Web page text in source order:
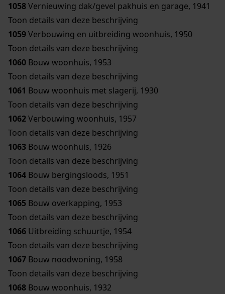
1058Vernieuwing dak/gevel pakhuis en garage, 1941
Toon details van deze beschrijving
1059Verbouwing en uitbreiding woonhuis, 1950
Toon details van deze beschrijving
1060 Bouw woonhuis, 1953
Toon details van deze beschrijving
1061 Bouw woonhuis met slagerij, 1930
Toon details van deze beschrijving
1062Verbouwing woonhuis, 1957
Toon details van deze beschrijving
1063 Bouw woonhuis, 1926
Toon details van deze beschrijving
1064 Bouw bergingsloods, 1951
Toon details van deze beschrijving
1065 Bouw overkapping, 1953
Toon details van deze beschrijving
1066 Uitbreiding schuurtje, 1954
Toon details van deze beschrijving
1067 Bouw noodwoning, 1958
Toon details van deze beschrijving
1068 Bouw woonhuis, 1932